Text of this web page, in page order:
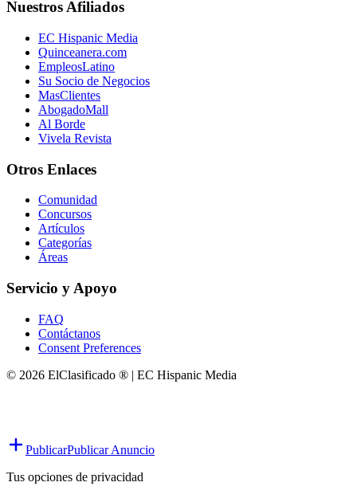
Nuestros Afiliados
EC Hispanic Media
Quinceanera.com
EmpleosLatino
Su Socio de Negocios
MasClientes
AbogadoMall
Al Borde
Vivela Revista
Otros Enlaces
Comunidad
Concursos
Artículos
Categorías
Áreas
Servicio y Apoyo
FAQ
Contáctanos
Consent Preferences
© 2026 ElClasificado ® | EC Hispanic Media
PublicarPublicar Anuncio
Tus opciones de privacidad